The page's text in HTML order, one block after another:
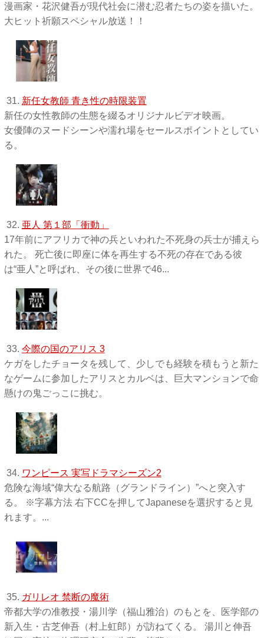
漫画家・花沢健吾が現代社会に潜む忍者たちの姿を描いた。
大ヒット祈願スペシャル放送！！
31. 新任女教師 青き性の時限装置
新任の女性教師の生態を綴るオリジナルビデオ映画。
女優陣のヌードシーンや濡れ場をセールスポイントとしてい
る。
32. 亜人 第１部「衝動」
17年前にアフリカで神の兵といわれた不死身の兵士が捕えら
れた。 死亡後に即座に体を再生する不死の存在である彼
は“亜人”と呼ばれ、その後に世界で46...
33. 今際の国のアリス 3
ケガをしたチョータを残して、少しでも経験を積もうと新た
なゲームに参加したアリスとカルベは、巨大マンションで命
懸けの鬼ごっこに挑む。
34. ワンピース 実写ドラマシーズン2
危険な海域“偉大なる航路（グランドライン）”へと突入す
る。 ※字幕方法 右下CCを押してJapaneseを選択すると見
れます。...
35. ガリレオ 禁断の魔術
帝都大学の准教授・湯川学（福山雅治）のもとを、医学部の
新入生・古芝伸吾（村上虹郎）が訪ねてくる。 湯川と伸吾